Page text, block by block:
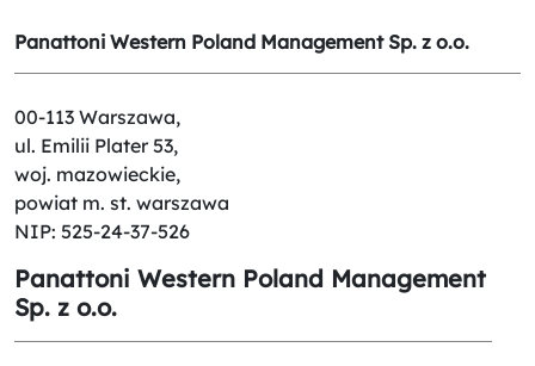
Panattoni Western Poland Management Sp. z o.o.
00-113 Warszawa,
ul. Emilii Plater 53,
woj. mazowieckie,
powiat m. st. warszawa
NIP: 525-24-37-526
Panattoni Western Poland Management
Sp. z o.o.